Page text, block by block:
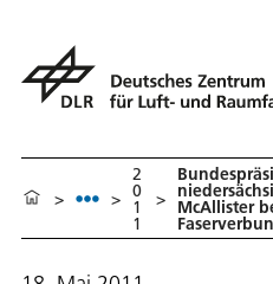
> >
2
0
1
1
> McAllister